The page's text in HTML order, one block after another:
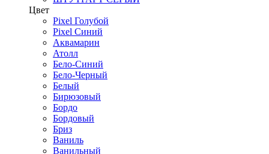
Цвет
Pixel Голубой
Pixel Синий
Аквамарин
Атолл
Бело-Синий
Бело-Черный
Белый
Бирюзовый
Бордо
Бордовый
Бриз
Ваниль
Ванильный